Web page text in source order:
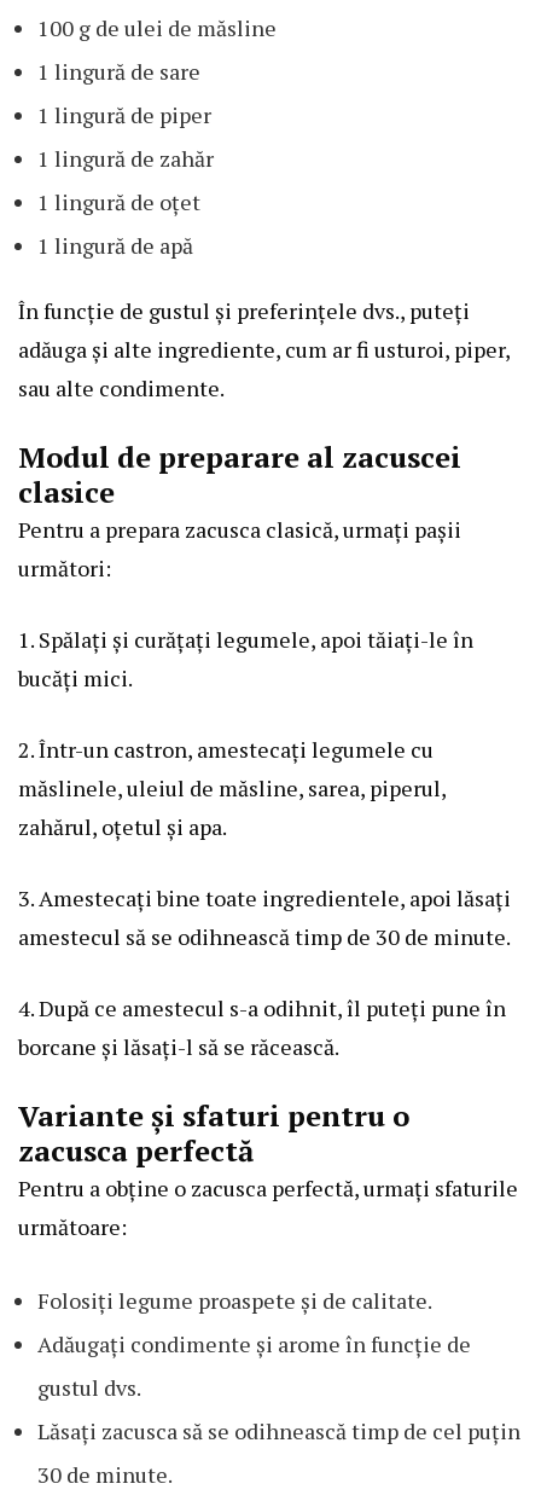
100 g de ulei de măsline
1 lingură de sare
1 lingură de piper
1 lingură de zahăr
1 lingură de oțet
1 lingură de apă
În funcție de gustul și preferințele dvs., puteți
adăuga și alte ingrediente, cum ar fi usturoi, piper,
sau alte condimente.
Modul de preparare al zacuscei
clasice
Pentru a prepara zacusca clasică, urmați pașii
următori:
1. Spălați și curățați legumele, apoi tăiați-le în
bucăți mici.
2. Într-un castron, amestecați legumele cu
măslinele, uleiul de măsline, sarea, piperul,
zahărul, oțetul și apa.
3. Amestecați bine toate ingredientele, apoi lăsați
amestecul să se odihnească timp de 30 de minute.
4. După ce amestecul s-a odihnit, îl puteți pune în
borcane și lăsați-l să se răcească.
Variante și sfaturi pentru o
zacusca perfectă
Pentru a obține o zacusca perfectă, urmați sfaturile
următoare:
Folosiți legume proaspete și de calitate.
Adăugați condimente și arome în funcție de
gustul dvs.
Lăsați zacusca să se odihnească timp de cel puțin
30 de minute.